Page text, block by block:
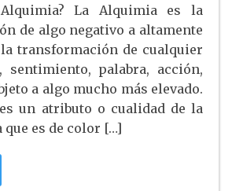
La Alquimia es la
de algo negativo a altamente
transformación de cualquier
sentimiento, palabra, acción,
a algo mucho más elevado.
un atributo o cualidad de la
que es de color […]